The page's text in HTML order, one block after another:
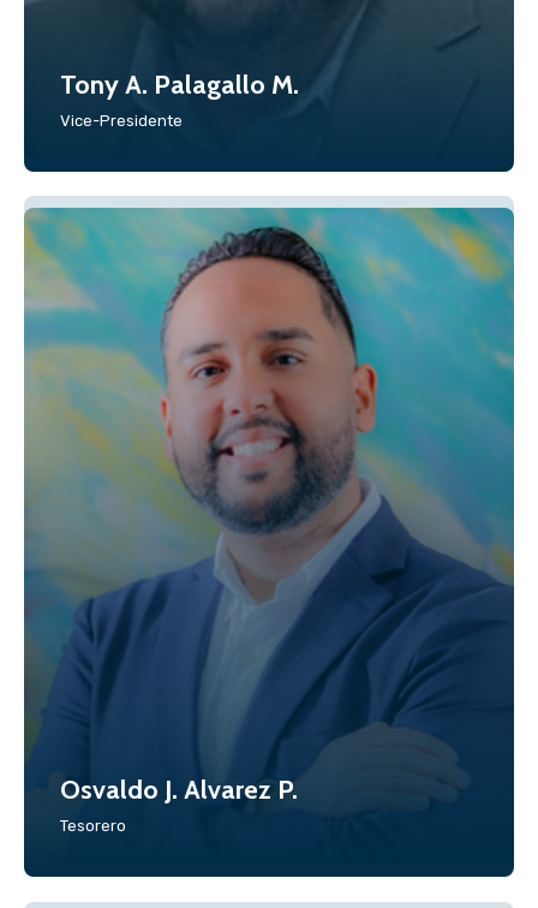
Tony A. Palagallo M.
Vice-Presidente
Osvaldo J. Alvarez P.
Tesorero